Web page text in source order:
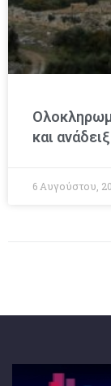
και
6 Αυγούστου,